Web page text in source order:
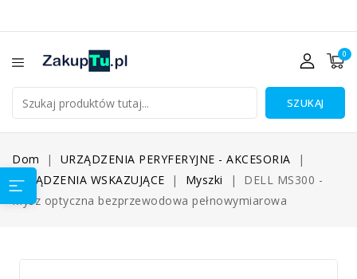
0
SZUKAJ
Dom
URZĄDZENIA PERYFERYJNE - AKCESORIA
URZĄDZENIA WSKAZUJĄCE
Myszki
DELL MS300 -
Mysz optyczna bezprzewodowa pełnowymiarowa